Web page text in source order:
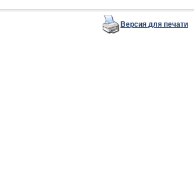
Версия для печати